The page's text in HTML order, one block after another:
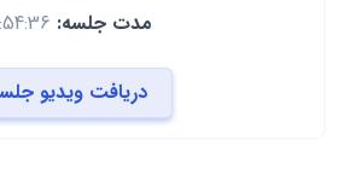
مدت جلسه:
دریافت ویدیو